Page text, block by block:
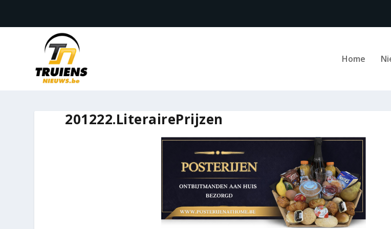
Home
201222.LiterairePrijzen